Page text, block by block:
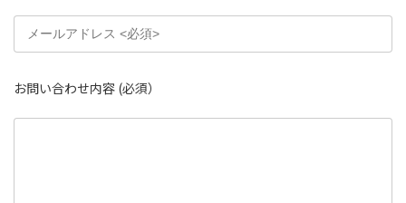
お問い合わせ内容 (必須）